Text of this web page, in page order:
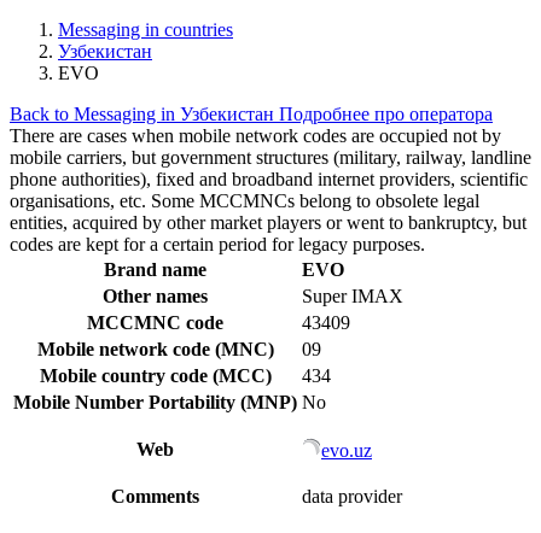
Messaging in countries
Узбекистан
EVO
Back to Messaging in Узбекистан Подробнее про оператора
There are cases when mobile network codes are occupied not by
mobile carriers, but government structures (military, railway, landline
phone authorities), fixed and broadband internet providers, scientific
organisations, etc. Some MCCMNCs belong to obsolete legal
entities, acquired by other market players or went to bankruptcy, but
codes are kept for a certain period for legacy purposes.
Brand name
EVO
Other names
Super IMAX
MCCMNC code
43409
Mobile network code (MNC)
09
Mobile country code (MCC)
434
Mobile Number Portability (MNP) No
Web evo.uz
Comments data provider